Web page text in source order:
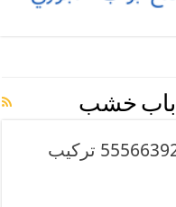
باب خشب
قفل باب خشب في الكويت 55566392 تركيب